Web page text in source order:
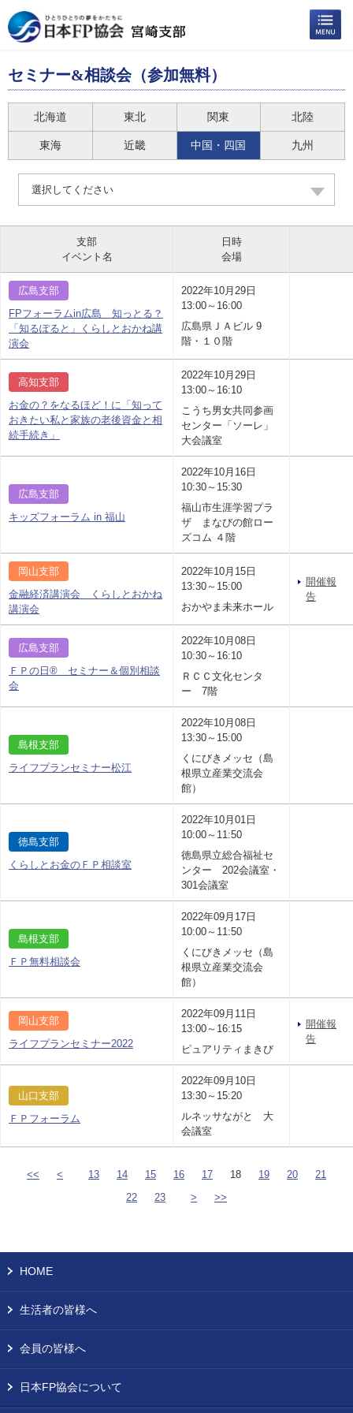
セミナー&相談会（参加無料）
北海道 東北 関東 北陸
東海 近畿 中国・四国 九州
選択してください
支部
イベント名
日時
会場
広島支部
FPフォーラムin広島 知っとる？
「知るぽると」くらしとおかね講
演会
2022年10月29日
13:00～16:00
広島県ＪＡビル 9
階・１０階
高知支部
お金の？をなるほど！に「知って
おきたい私と家族の老後資金と相
続手続き」
2022年10月29日
13:00～16:10
こうち男女共同参画
センター「ソーレ」
大会議室
広島支部
キッズフォーラム in 福山
2022年10月16日
10:30～15:30
福山市生涯学習プラ
ザ まなびの館ロー
ズコム ４階
岡山支部
金融経済講演会 くらしとおかね
講演会
2022年10月15日
13:30～15:00
おかやま未来ホール
開催報
告
広島支部
ＦＰの日® セミナー＆個別相談
会
2022年10月08日
10:30～16:10
ＲＣＣ文化センタ
ー 7階
島根支部
ライフプランセミナー松江
2022年10月08日
13:30～15:00
くにびきメッセ（島
根県立産業交流会
館）
徳島支部
くらしとお金のＦＰ相談室
2022年10月01日
10:00～11:50
徳島県立総合福祉セ
ンター 202会議室・
301会議室
島根支部
ＦＰ無料相談会
2022年09月17日
10:00～11:50
くにびきメッセ（島
根県立産業交流会
館）
岡山支部
ライフプランセミナー2022
2022年09月11日
13:00～16:15
ピュアリティまきび
開催報
告
山口支部
ＦＰフォーラム
2022年09月10日
13:30～15:20
ルネッサながと 大
会議室
<< < 13 14 15 16 17 18 19 20
21
22
23 > >>
HOME
生活者の皆様へ
会員の皆様へ
日本FP協会について